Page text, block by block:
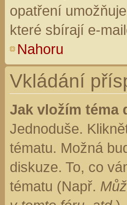
opatření
které sbírají e-
Nahoru
Vkládání
Jak vložím téma
Jednoduše.
tématu. Možná
diskuze. To, co
tématu (Např.